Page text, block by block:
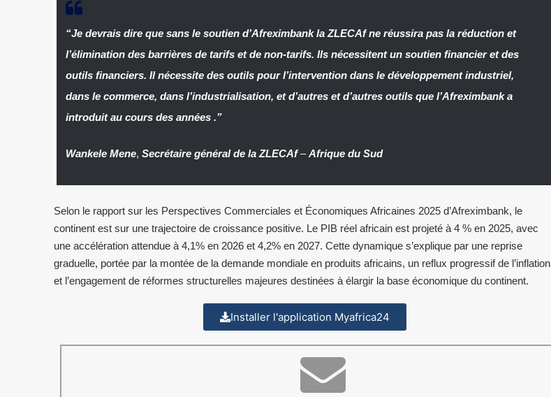
“Je devrais dire que sans le soutien d’Afreximbank la ZLECAf ne réussira pas la réduction et
l’élimination des barrières de tarifs et de non-tarifs. Ils nécessitent un soutien financier et des
outils financiers. Il nécessite des outils pour l’intervention dans le développement industriel,
dans le commerce, dans l’industrialisation, et d’autres et d’autres outils que l’Afreximbank a
introduit au cours des années .”
Wankele Mene,Secrétaire général de la ZLECAf–Afrique du Sud
Selon le rapport sur les Perspectives Commerciales et Économiques Africaines 2025 d’Afreximbank, le
continent est sur une trajectoire de croissance positive. Le PIB réel africain est projeté à 4 % en 2025, avec
une accélération attendue à 4,1% en 2026 et 4,2% en 2027. Cette dynamique s’explique par une reprise
graduelle, portée par la montée de la demande mondiale en produits africains, un reflux progressif de l’inflation
et l’engagement de réformes structurelles majeures destinées à élargir la base économique du continent.
Installer l'application Myafrica24